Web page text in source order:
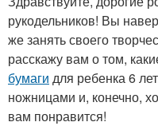
рукодельников! Вы
же занять своего
расскажу вам о том,
бумаги для ребенка 6
ножницами и, конечно,
вам понравится!